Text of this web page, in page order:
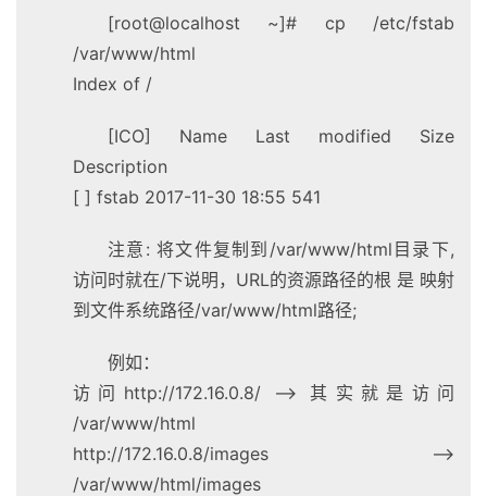
[root@localhost ~]# cp /etc/fstab
/var/www/html
Index of /
[ICO] Name Last modified Size
Description
[ ] fstab 2017-11-30 18:55 541
注意: 将文件复制到/var/www/html目录下,
访问时就在/下说明，URL的资源路径的根 是 映射
到文件系统路径/var/www/html路径;
例如：
访问http://172.16.0.8/ –> 其实就是访问
/var/www/html
http://172.16.0.8/images –>
/var/www/html/images